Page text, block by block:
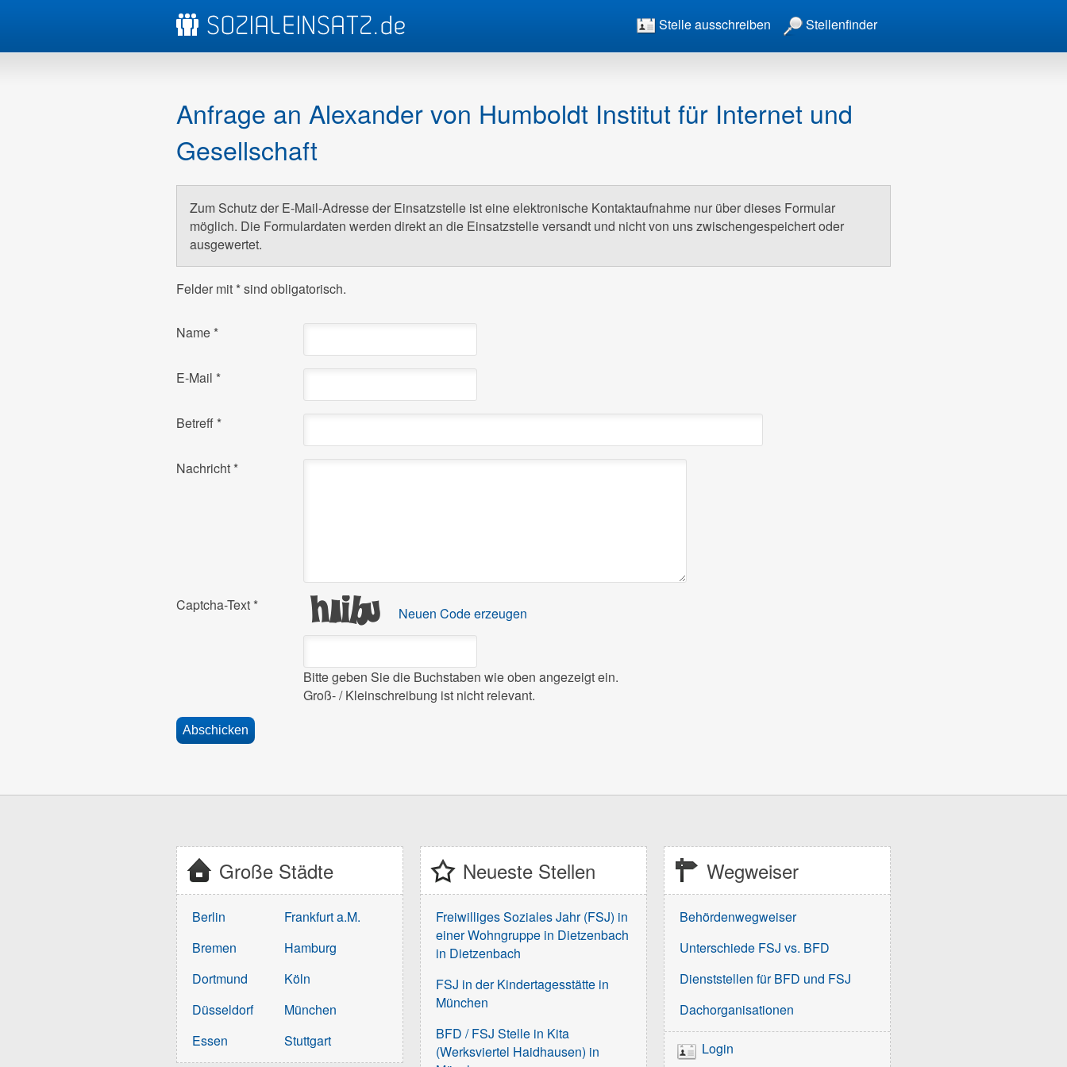
Stelle ausschreiben Stellenfinder
Anfrage an Alexander von Humboldt Institut für Internet und
Gesellschaft
Zum Schutz der E-Mail-Adresse der Einsatzstelle ist eine elektronische Kontaktaufnahme nur über dieses Formular
möglich. Die Formulardaten werden direkt an die Einsatzstelle versandt und nicht von uns zwischengespeichert oder
ausgewertet.
Felder mit *sind obligatorisch.
Name *
E-Mail *
Betreff *
Nachricht *
Captcha-Text * Neuen Code erzeugen
Bitte geben Sie die Buchstaben wie oben angezeigt ein.
Groß- / Kleinschreibung ist nicht relevant.
Große Städte
Berlin
Bremen
Dortmund
Düsseldorf
Essen
Frankfurt a.M.
Hamburg
Köln
München
Stuttgart
Neueste Stellen
Freiwilliges Soziales Jahr (FSJ) in
einer Wohngruppe in Dietzenbach
in Dietzenbach
FSJ in der Kindertagesstätte in
München
BFD / FSJ Stelle in Kita
(Werksviertel Haidhausen) in
Wegweiser
Behördenwegweiser
Unterschiede FSJ vs. BFD
Dienststellen für BFD und FSJ
Dachorganisationen
Login